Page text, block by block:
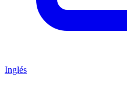
Inglés